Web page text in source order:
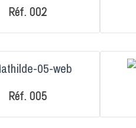
Réf. 002
Réf. 005